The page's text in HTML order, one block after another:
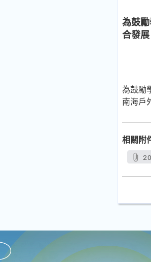
為鼓
合發
為鼓勵
南海戶
相關附